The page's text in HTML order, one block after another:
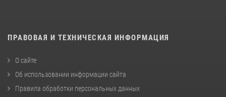
ПРАВОВАЯ И ТЕХНИЧЕСКАЯ ИНФОРМАЦИЯ
О сайте
Об использовании информации сайта
Правила обработки персональных данных